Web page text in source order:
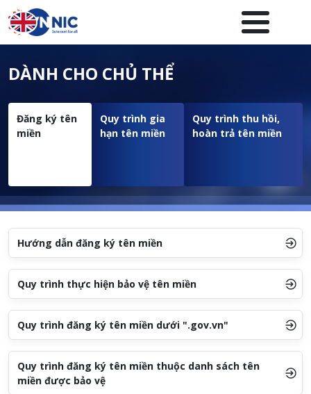
Nhảy đến nội dung
Menuheader của website
DÀNH CHO CHỦ THỂ
Đăng ký tên
miền
Quy trình gia
hạn tên miền
Quy trình thu hồi,
hoàn trả tên miền
Hướng dẫn đăng ký tên miền
Quy trình thực hiện bảo vệ tên miền
Quy trình đăng ký tên miền dưới ".gov.vn"
Quy trình đăng ký tên miền thuộc danh sách tên
miền được bảo vệ